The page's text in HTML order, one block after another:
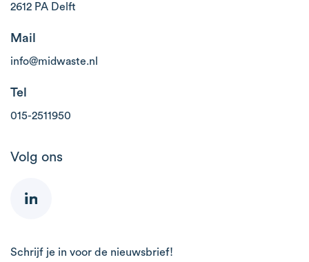
2612 PA Delft
Mail
info@midwaste.nl
Tel
015-2511950
Volg ons
Schrijf je in voor de nieuwsbrief!